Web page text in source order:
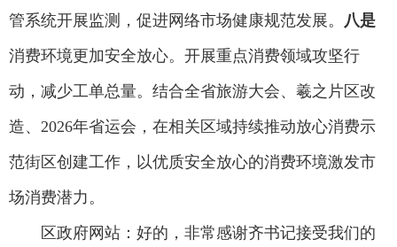
管系统开展监测，促进网络市场健康规范发展。 八是
消费环境更加安全放心。开展重点消费领域攻坚行
动，减少工单总量。结合全省旅游大会、羲之片区改
造、2026年省运会，在相关区域持续推动放心消费示
范街区创建工作，以优质安全放心的消费环境激发市
场消费潜力。
区政府网站：好的，非常感谢齐书记接受我们的